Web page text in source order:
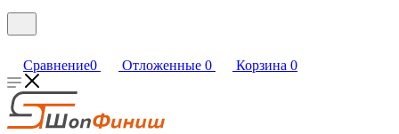
Сравнение0 Отложенные 0 Корзина 0